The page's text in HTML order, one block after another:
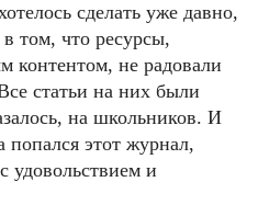
сделать уже давно,
том, что ресурсы,
контентом, не радовали
статьи на них были
на школьников. И
попался этот журнал,
удовольствием и